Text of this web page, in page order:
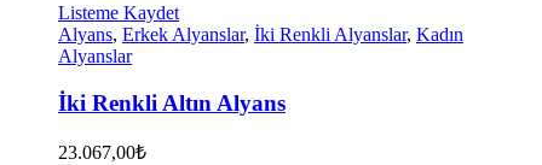
Listeme Kaydet
Alyans, Erkek Alyanslar, İki Renkli Alyanslar, Kadın
Alyanslar
İki Renkli Altın Alyans
23.067,00₺